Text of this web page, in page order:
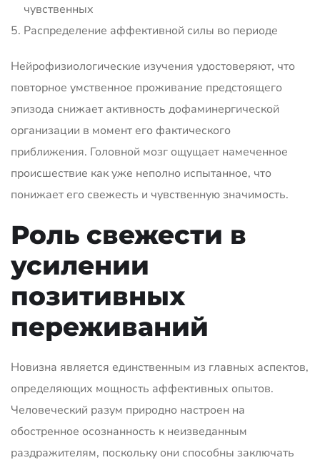
чувственных
Распределение аффективной силы во периоде
Нейрофизиологические изучения удостоверяют, что
повторное умственное проживание предстоящего
эпизода снижает активность дофаминергической
организации в момент его фактического
приближения. Головной мозг ощущает намеченное
происшествие как уже неполно испытанное, что
понижает его свежесть и чувственную значимость.
Роль свежести в
усилении
позитивных
переживаний
Новизна является единственным из главных аспектов,
определяющих мощность аффективных опытов.
Человеческий разум природно настроен на
обостренное осознанность к неизведанным
раздражителям, поскольку они способны заключать